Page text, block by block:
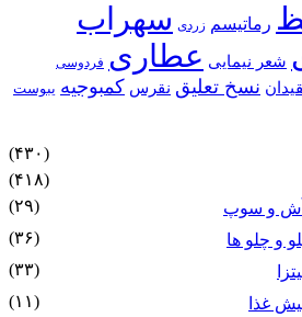
رماتیسم زردی سهراب
شعر نیمایی عطاری فردوسی
نسخ تعلیق نقرس کمبوجیه یبوست
(۴۳۰)
(۴۱۸)
آش و سوپ
(۲۹)
و چلو ها
(۳۶)
(۳۳)
غذا
(۱۱)